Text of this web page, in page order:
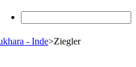
- Inde>Ziegler